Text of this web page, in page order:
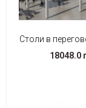
Столи в
18048.0